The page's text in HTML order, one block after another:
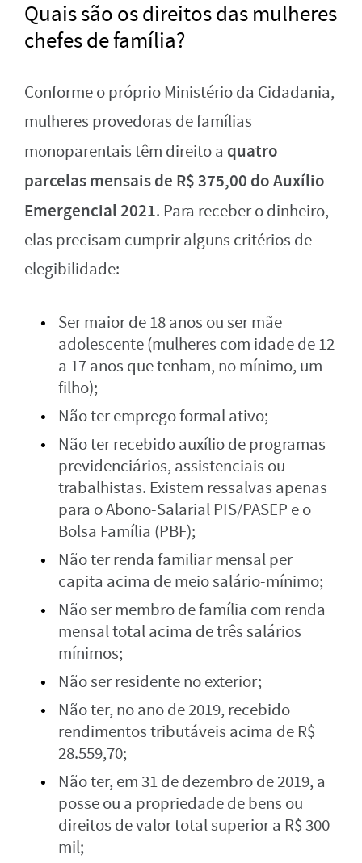
Quais são os direitos das mulheres
chefes de família?
Conforme o próprio Ministério da Cidadania,
mulheres provedoras de famílias
monoparentais têm direito a quatro
parcelas mensais de R$ 375,00 do Auxílio
Emergencial 2021. Para receber o dinheiro,
elas precisam cumprir alguns critérios de
elegibilidade:
Ser maior de 18 anos ou ser mãe
adolescente (mulheres com idade de 12
a 17 anos que tenham, no mínimo, um
filho);
Não ter emprego formal ativo;
Não ter recebido auxílio de programas
previdenciários, assistenciais ou
trabalhistas. Existem ressalvas apenas
para o Abono-Salarial PIS/PASEP e o
Bolsa Família (PBF);
Não ter renda familiar mensal per
capita acima de meio salário-mínimo;
Não ser membro de família com renda
mensal total acima de três salários
mínimos;
Não ser residente no exterior;
Não ter, no ano de 2019, recebido
rendimentos tributáveis acima de R$
28.559,70;
Não ter, em 31 de dezembro de 2019, a
posse ou a propriedade de bens ou
direitos de valor total superior a R$ 300
mil;